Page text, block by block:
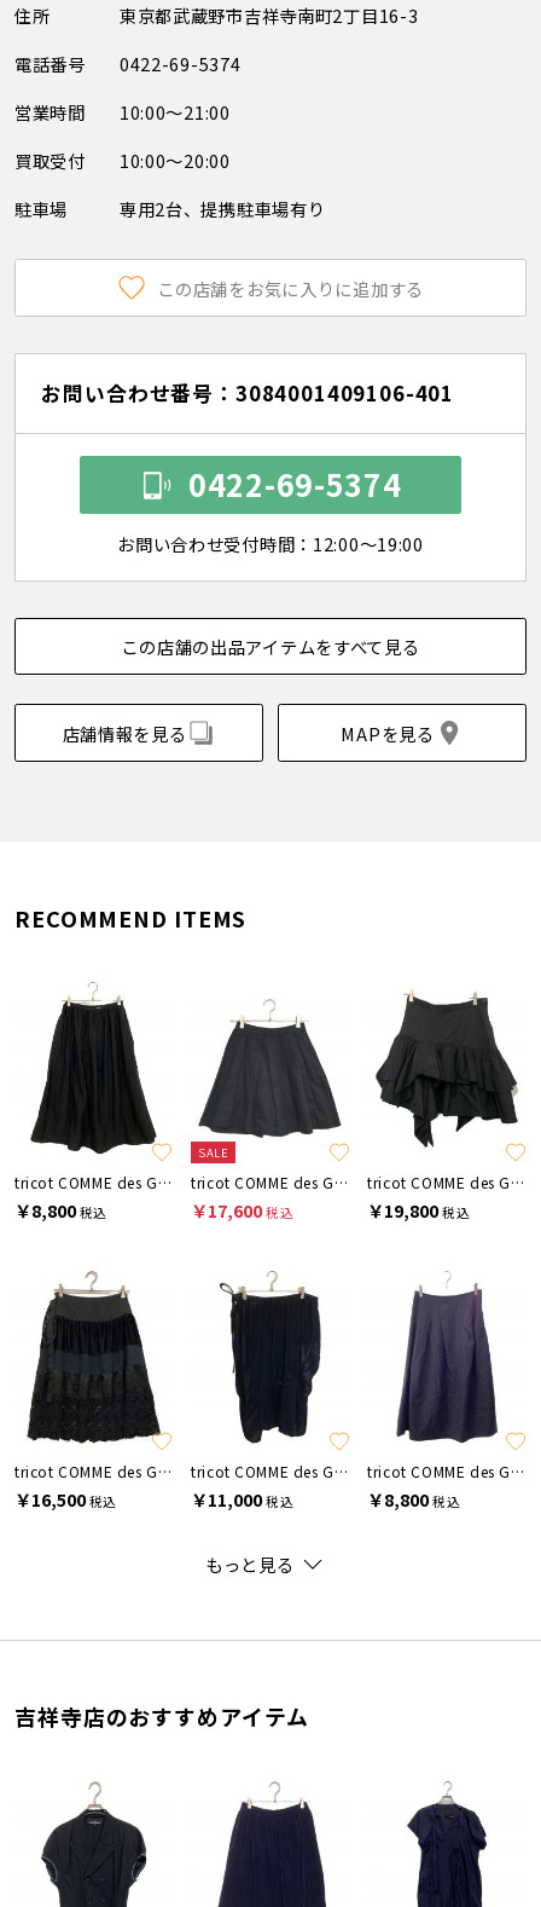
住所
東京都武蔵野市吉祥寺南町2丁目16-3
電話番号
0422-69-5374
営業時間
10:00～21:00
買取受付
10:00～20:00
駐車場
専用2台、提携駐車場有り
この店舗をお気に入りに追加する
お問い合わせ番号：3084001409106-401
0422-69-5374
お問い合わせ受付時間：12:00～19:00
この店舗の出品アイテムをすべて見る
店舗情報を見る MAPを見る
RECOMMEND ITEMS
tricot COMME des GARCONS
￥8,800税込
SALE
tricot COMME des GARCONS
￥17,600税込
tricot COMME des GARCONS
￥19,800税込
tricot COMME des GARCONS
￥16,500税込
tricot COMME des GARCONS
￥11,000税込
tricot COMME des GARCONS
￥8,800税込
もっと見る
吉祥寺店のおすすめアイテム